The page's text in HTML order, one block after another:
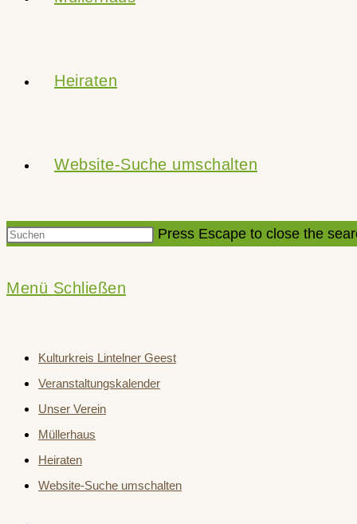
Heiraten
Website-Suche umschalten
Press Escape to close the
Menü Schließen
Kulturkreis Lintelner Geest
Veranstaltungskalender
Unser Verein
Müllerhaus
Heiraten
Website-Suche umschalten